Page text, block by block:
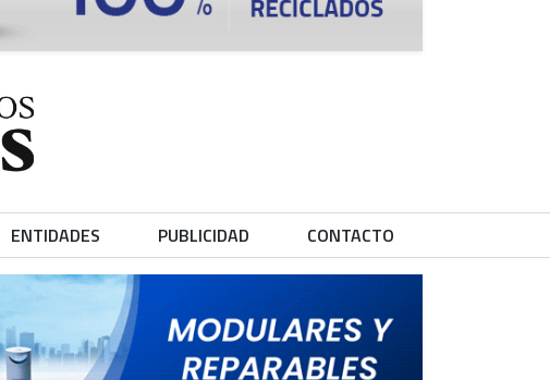
ENTIDADES PUBLICIDAD CONTACTO